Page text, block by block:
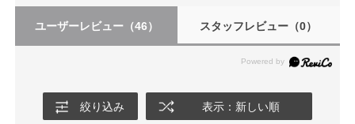
ユーザーレビュー（46） スタッフレビュー （0）
絞り込み 表示：新しい順